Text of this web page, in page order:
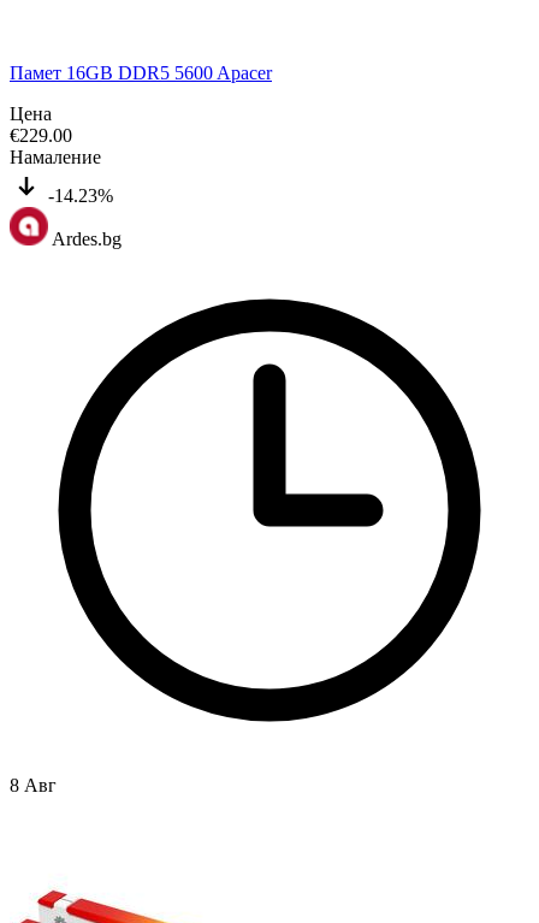
Памет 16GB DDR5 5600 Apacer
Цена
€229.00
Намаление
-14.23%
Ardes.bg
8 Авг